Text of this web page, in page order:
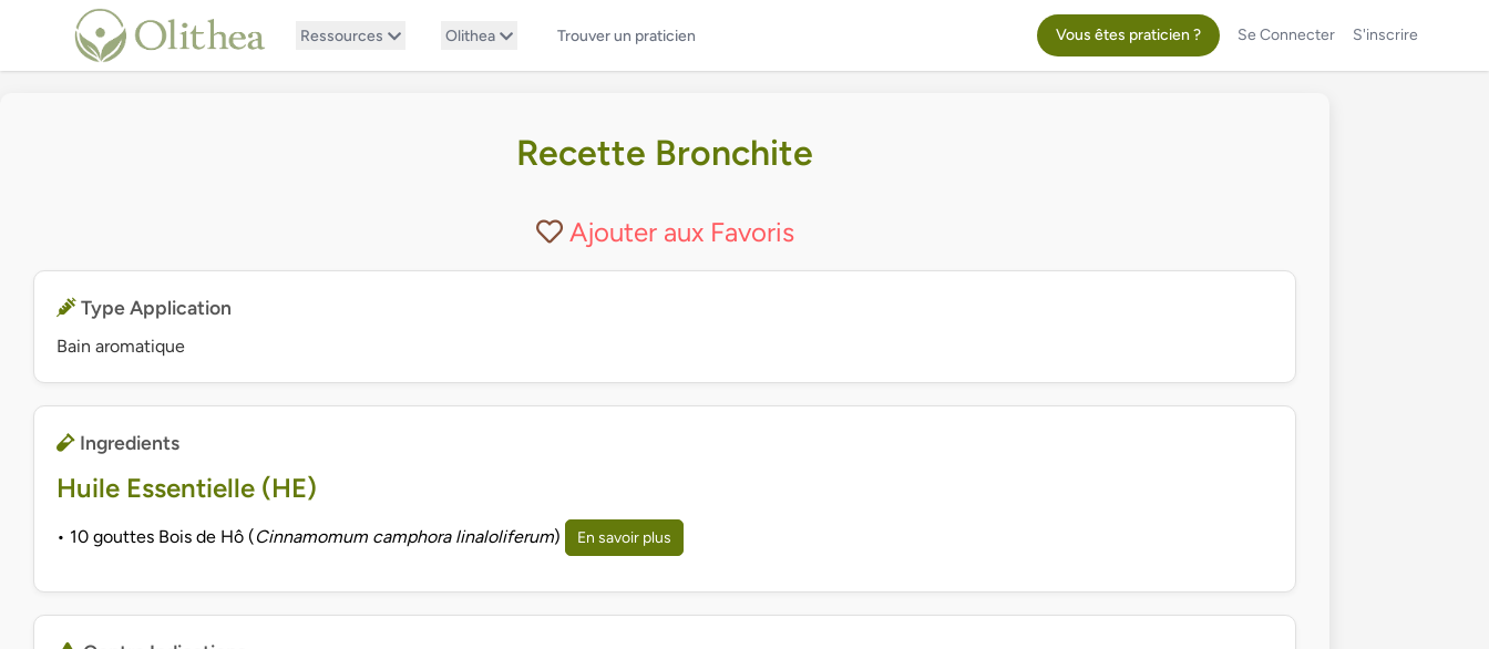
Ressources Olithea Trouver un praticien Vous êtes praticien ? Se Connecter S'inscrire
Recette Bronchite
Ajouter aux Favoris
Type Application
Bain aromatique
Ingredients
Huile Essentielle (HE)
• 10 gouttes Bois de Hô (Cinnamomum camphora linaloliferum) En savoir plus